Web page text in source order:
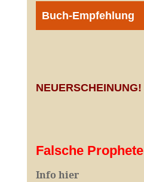
Buch-Empfehlung
NEUERSCHEINUNG!
Falsche
Info hier